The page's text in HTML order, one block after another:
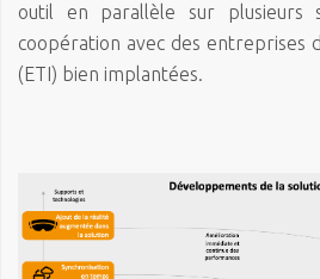
outil en parallèle sur plusieurs
coopération avec des entreprises
(ETI) bien implantées.